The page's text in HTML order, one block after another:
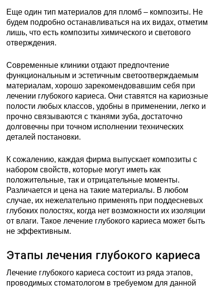
Еще один тип материалов для пломб – композиты. Не
будем подробно останавливаться на их видах, отметим
лишь, что есть композиты химического и светового
отверждения.
Современные клиники отдают предпочтение
функциональным и эстетичным светоотверждаемым
материалам, хорошо зарекомендовавшим себя при
лечении глубокого кариеса. Они ставятся на кариозные
полости любых классов, удобны в применении, легко и
прочно связываются с тканями зуба, достаточно
долговечны при точном исполнении технических
деталей постановки.
К сожалению, каждая фирма выпускает композиты с
набором свойств, которые могут иметь как
положительные, так и отрицательные моменты.
Различается и цена на такие материалы. В любом
случае, их нежелательно применять при поддесневых
глубоких полостях, когда нет возможности их изоляции
от влаги. Такое лечение глубокого кариеса может быть
не эффективным.
Этапы лечения глубокого кариеса
Лечение глубокого кариеса состоит из ряда этапов,
проводимых стоматологом в требуемом для данной